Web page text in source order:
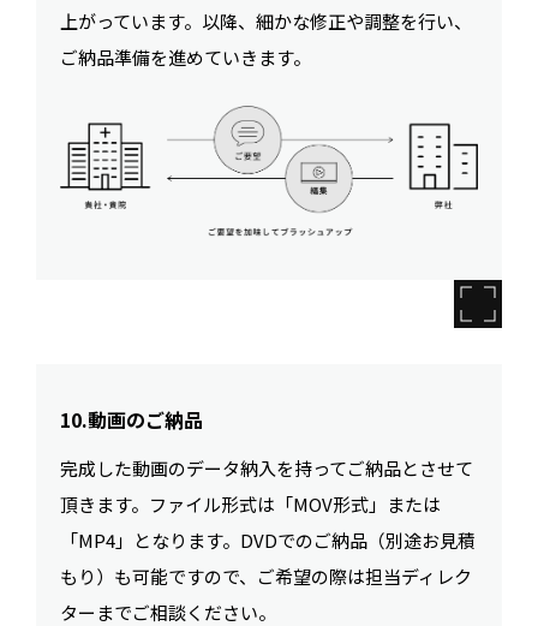
上がっています。以降、細かな修正や調整を行い、
ご納品準備を進めていきます。
10.動画のご納品
完成した動画のデータ納入を持ってご納品とさせて
頂きます。ファイル形式は「MOV形式」または
「MP4」となります。DVDでのご納品（別途お見積
もり）も可能ですので、ご希望の際は担当ディレク
ターまでご相談ください。